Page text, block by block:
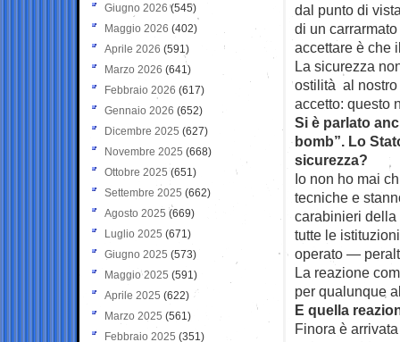
dal punto di
di un
accettare è che
La sicurezza
ostilità al nostro
accetto: questo
Si è parlato
bomb”. Lo
sicurezza?
Io non ho mai
tecniche e
carabinieri della
tutte le
operato —
La reazione
per qualunque
E quella
Finora è
Giugno 2026 (545)
Maggio 2026 (402)
Aprile 2026 (591)
Marzo 2026 (641)
Febbraio 2026 (617)
Gennaio 2026 (652)
Dicembre 2025 (627)
Novembre 2025 (668)
Ottobre 2025 (651)
Settembre 2025 (662)
Agosto 2025 (669)
Luglio 2025 (671)
Giugno 2025 (573)
Maggio 2025 (591)
Aprile 2025 (622)
Marzo 2025 (561)
Febbraio 2025 (351)